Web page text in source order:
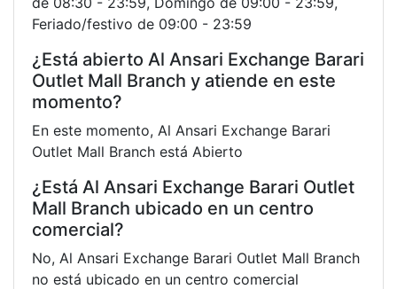
Feriado/festivo de 09:00 - 23:59
¿Está abierto Al Ansari Exchange Barari
Outlet Mall Branch y atiende en este
momento?
En este momento, Al Ansari Exchange Barari
Outlet Mall Branch está Abierto
¿Está Al Ansari Exchange Barari Outlet
Mall Branch ubicado en un centro
comercial?
No, Al Ansari Exchange Barari Outlet Mall Branch
no está ubicado en un centro comercial